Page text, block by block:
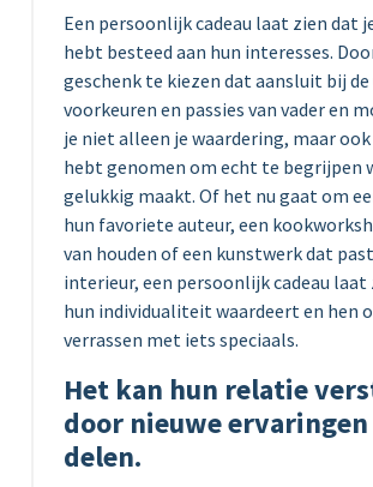
Een persoonlijk cadeau laat zien dat
hebt besteed aan hun interesses.
geschenk te kiezen dat aansluit bij de
voorkeuren en passies van vader en
je niet alleen je waardering, maar
hebt genomen om echt te begrijpen
gelukkig maakt. Of het nu gaat om
hun favoriete auteur, een
van houden of een kunstwerk dat
interieur, een persoonlijk cadeau laat
hun individualiteit waardeert en hen
verrassen met iets speciaals.
Het kan hun relatie
door nieuwe
delen.